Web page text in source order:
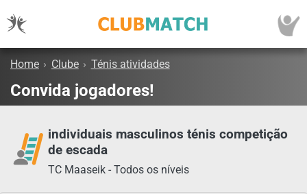
Home › Clube › Ténis atividades
Convida jogadores!
individuais masculinos ténis competição
de escada
TC Maaseik - Todos os níveis